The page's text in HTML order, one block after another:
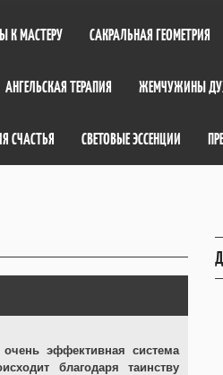
К МАСТЕРУ САКРАЛЬНАЯ ГЕОМЕТРИЯ
АНГЕЛЬСКАЯ ТЕРАПИЯ ЖЕМЧУЖИНЫ
СЧАСТЬЯ СВЕТОВЫЕ ЭССЕНЦИИ
эффективная система
благодаря таинству